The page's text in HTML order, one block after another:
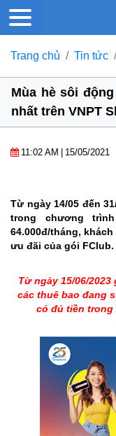
Trang chủ Tin tức
Mùa hè sôi
nhất trên VNPT
11:02 AM 15/05/2021
Từ ngày 14/05 đến
trong chương
64.000đ/tháng,
ưu đãi của gói FClub.
Từ ngày 15/06/
các thuê bao đang
có đủ tiền trong